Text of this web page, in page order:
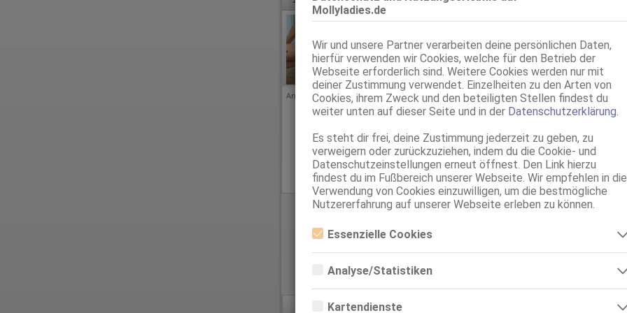
Mollyladies.de
Wir und unsere Partner verarbeiten deine persönlichen Daten,
hierfür verwenden wir Cookies, welche für den Betrieb der
Webseite erforderlich sind. Weitere Cookies werden nur mit
deiner Zustimmung verwendet. Einzelheiten zu den Arten von
Cookies, ihrem Zweck und den beteiligten Stellen findest du
weiter unten auf dieser Seite und in der Datenschutzerklärung.
Es steht dir frei, deine Zustimmung jederzeit zu geben, zu
verweigern oder zurückzuziehen, indem du die Cookie- und
Datenschutzeinstellungen erneut öffnest. Den Link hierzu
findest du im Fußbereich unserer Webseite. Wir empfehlen in die
Verwendung von Cookies einzuwilligen, um die bestmögliche
Nutzererfahrung auf unserer Webseite erleben zu können.
Essenzielle Cookies
Essenzielle Cookies sind alle notwendigen Cookies, die für den Betrieb
werden. Die Webseite kann ohne diese Cookies nicht richtig
Analyse/Statistiken
Analyse- bzw. Statistikcookies sind Cookies, die der Analyse der
Zugriffsstatistiken dienen. Sie helfen den Webseiten-Besitzern zu
Kartendienste
Gera
NEUE Telnr Monica Intimbehaart
45 Jahre, 75C, KF 40/42, 1.70m, behaart, osteuropäisch
69, GF6, Franz b. Ihr, MFF, MMF, Schmu., Kuscheln, Körperküs.
Anzeige
Alle Themen